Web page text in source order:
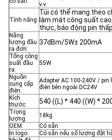
v.v.
Tính năng:
Túi có thể mang theo
làm mát công suất
thực, báo động pin thấp
Năng
lượng đầu
ra đơn:
37dBm/5W± 200mA
Tổng công
suất đầu
ra:
55W
Nguồn
cung cấp
điện:
Adapter AC 100-240V /
điện bên ngoài DC24V
Kích
thước:
540 ((L) * 440 ((W) *
Trọng
lượng:
18kg
OEM:
Có sẵn
In logo:
Có sẵn nếu số lượng đặt